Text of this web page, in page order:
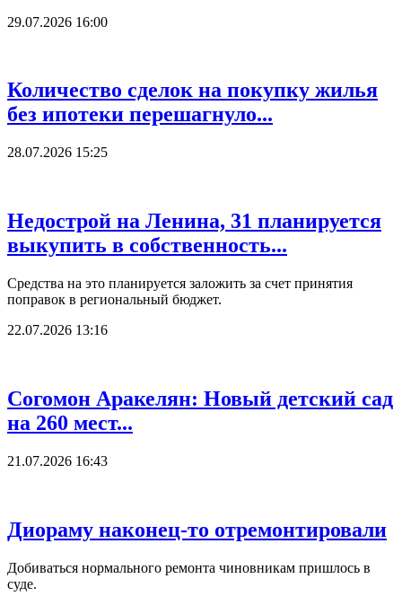
29.07.2026 16:00
Количество сделок на покупку жилья
без ипотеки перешагнуло...
28.07.2026 15:25
Недострой на Ленина, 31 планируется
выкупить в собственность...
Средства на это планируется заложить за счет принятия
поправок в региональный бюджет.
22.07.2026 13:16
Согомон Аракелян: Новый детский сад
на 260 мест...
21.07.2026 16:43
Диораму наконец-то отремонтировали
Добиваться нормального ремонта чиновникам пришлось в
суде.